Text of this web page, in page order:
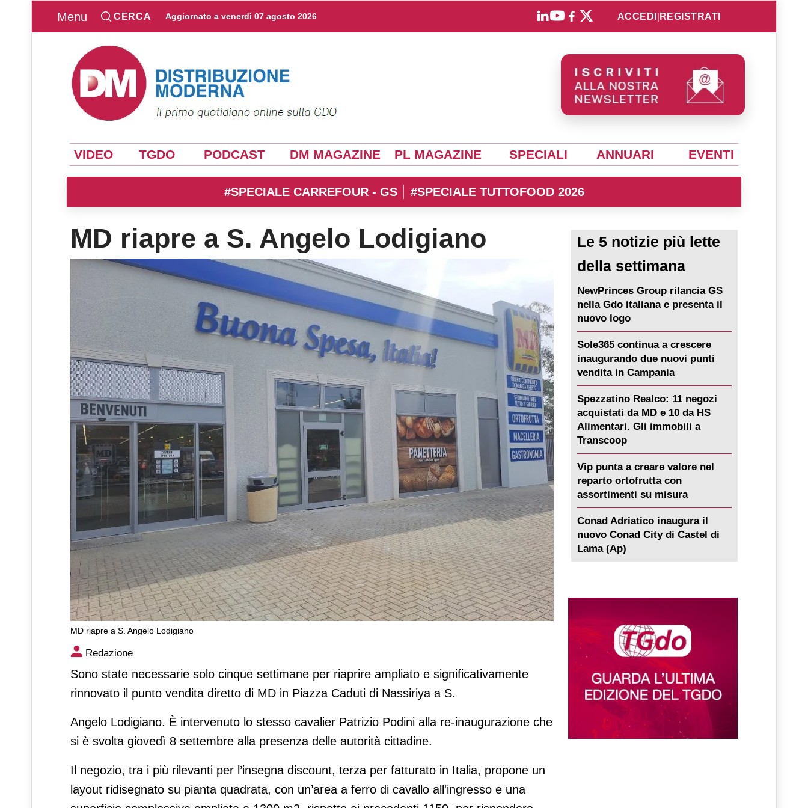
Menu CERCA Aggiornato a venerdì 07 agosto 2026 ACCEDI REGISTRATI
VIDEO TGDO PODCAST DM MAGAZINE PL MAGAZINE SPECIALI ANNUARI EVENTI
#SPECIALE CARREFOUR - GS #SPECIALE TUTTOFOOD 2026
MD riapre a S. Angelo Lodigiano
MD riapre a S. Angelo Lodigiano
MD riapre a S. Angelo Lodigiano
Redazione
Sono state necessarie solo cinque settimane per riaprire ampliato e significativamente
rinnovato il punto vendita diretto di MD in Piazza Caduti di Nassiriya a S.
Angelo Lodigiano. È intervenuto lo stesso cavalier Patrizio Podini alla re-inaugurazione che
si è svolta giovedì 8 settembre alla presenza delle autorità cittadine.
Il negozio, tra i più rilevanti per l’insegna discount, terza per fatturato in Italia, propone un
layout ridisegnato su pianta quadrata, con un’area a ferro di cavallo all'ingresso e una
Le 5 notizie più lette
della settimana
NewPrinces Group rilancia GS
nella Gdo italiana e presenta il
nuovo logo
Sole365 continua a crescere
inaugurando due nuovi punti
vendita in Campania
Spezzatino Realco: 11 negozi
acquistati da MD e 10 da HS
Alimentari. Gli immobili a
Transcoop
Vip punta a creare valore nel
reparto ortofrutta con
assortimenti su misura
Conad Adriatico inaugura il
nuovo Conad City di Castel di
Lama (Ap)